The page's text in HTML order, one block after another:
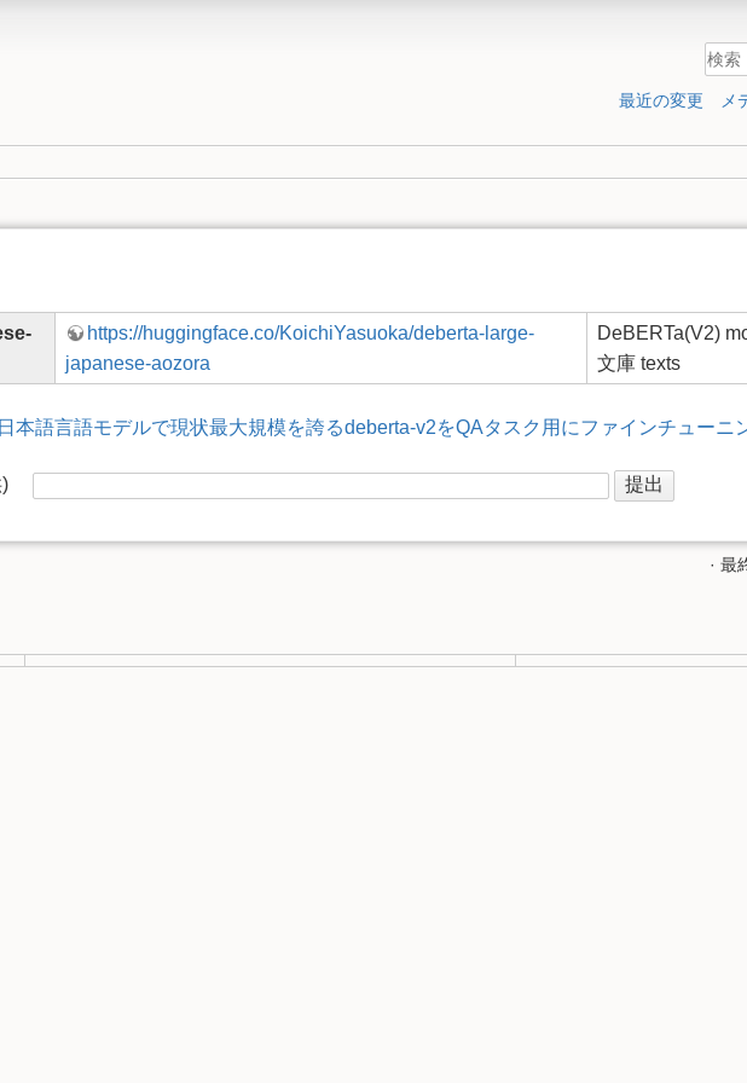
最近の変更 メ
https://huggingface.co/KoichiYasuoka/deberta-large-
japanese-aozora
DeBERTa(V2)
文庫 texts
日本語言語モデルで現状最大規模を誇るdeberta-v2をQAタスク用にファインチューニ
)
· 最